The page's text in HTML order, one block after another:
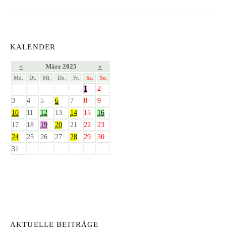
KALENDER
« März 2025 »
Mo. Di. Mi. Do. Fr. Sa. So.
1
2
3
4 5 6 7 8
9
10
11 12 13 14 15
16
17
18 19 20 21 22
23
24
25 26 27 28 29
30
31
AKTUELLE BEITRÄGE